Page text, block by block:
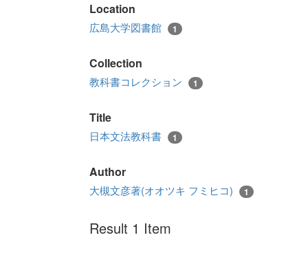
Location
広島大学図書館 1
Collection
教科書コレクション 1
Title
日本文法教科書 1
Author
大槻文彦著(オオツキ フミヒコ) 1
Result 1 Item